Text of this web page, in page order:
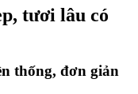
tươi lâu có
thống, đơn giản